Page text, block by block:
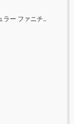
ー ファニチャー